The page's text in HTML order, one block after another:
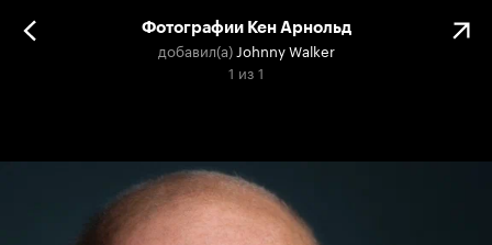
Фотографии Кен Арнольд
добавил(а) Johnny Walker
1 из 1